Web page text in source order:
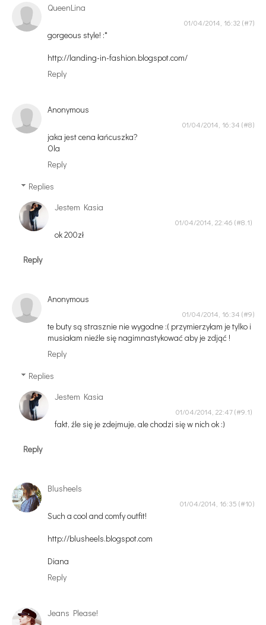
QueenLina
01/04/2014, 16:32
gorgeous style! :*
http://landing-in-fashion.blogspot.com/
Reply
Anonymous
01/04/2014, 16:34
jaka jest cena łańcuszka?
Ola
Reply
Replies
Jestem Kasia
01/04/2014, 22:46
ok 200zł
Reply
Anonymous
01/04/2014, 16:34
te buty są strasznie nie wygodne :( przymierzyłam je tylko i
musiałam nieźle się nagimnastykować aby je zdjąć !
Reply
Replies
Jestem Kasia
01/04/2014, 22:47
fakt, źle się je zdejmuje, ale chodzi się w nich ok :)
Reply
Blusheels
01/04/2014, 16:35
Such a cool and comfy outfit!
http://blusheels.blogspot.com
Diana
Reply
Jeans Please!